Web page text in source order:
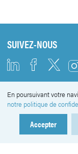
SUIVEZ-NOUS
NEWSLETTER
En poursuivant votre
notre politique de
Accepter